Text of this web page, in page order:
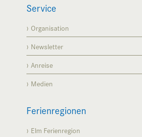
Service
Organisation
Newsletter
Anreise
Medien
Ferienregionen
Elm Ferienregion